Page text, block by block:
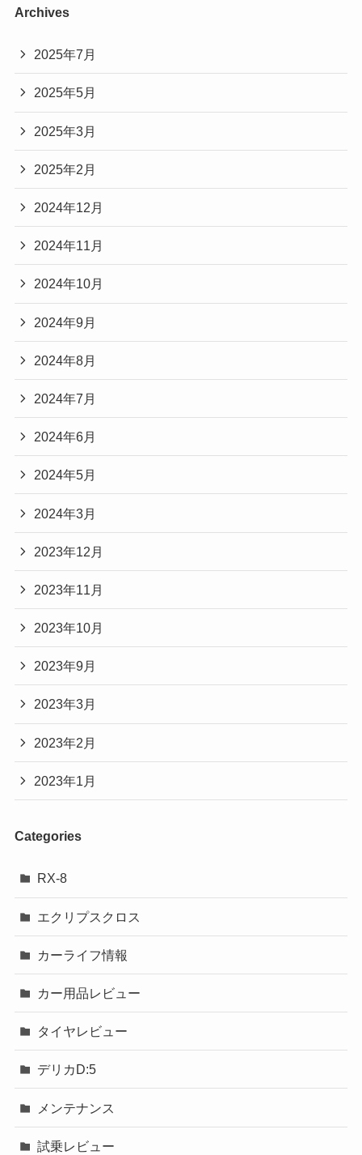
Archives
2025年7月
2025年5月
2025年3月
2025年2月
2024年12月
2024年11月
2024年10月
2024年9月
2024年8月
2024年7月
2024年6月
2024年5月
2024年3月
2023年12月
2023年11月
2023年10月
2023年9月
2023年3月
2023年2月
2023年1月
Categories
RX-8
エクリプスクロス
カーライフ情報
カー用品レビュー
タイヤレビュー
デリカD:5
メンテナンス
試乗レビュー